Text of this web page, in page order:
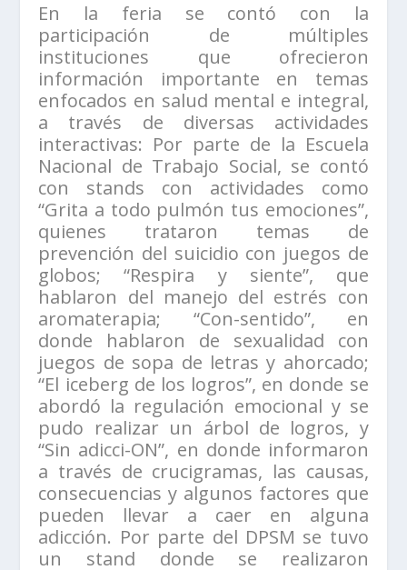
En la feria se contó con la
participación de múltiples
instituciones que ofrecieron
información importante en temas
enfocados en salud mental e integral,
a través de diversas actividades
interactivas: Por parte de la Escuela
Nacional de Trabajo Social, se contó
con stands con actividades como
“Grita a todo pulmón tus emociones”,
quienes trataron temas de
prevención del suicidio con juegos de
globos; “Respira y siente”, que
hablaron del manejo del estrés con
aromaterapia; “Con-sentido”, en
donde hablaron de sexualidad con
juegos de sopa de letras y ahorcado;
“El iceberg de los logros”, en donde se
abordó la regulación emocional y se
pudo realizar un árbol de logros, y
“Sin adicci-ON”, en donde informaron
a través de crucigramas, las causas,
consecuencias y algunos factores que
pueden llevar a caer en alguna
adicción. Por parte del DPSM se tuvo
un stand donde se realizaron